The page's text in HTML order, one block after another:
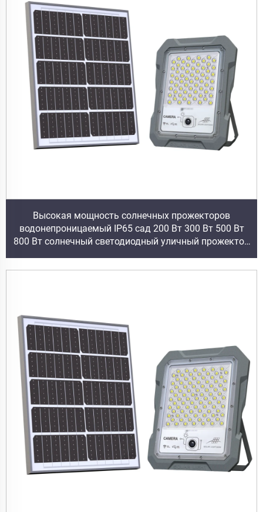
Высокая мощность солнечных прожекторов
водонепроницаемый IP65 сад 200 Вт 300 Вт 500 Вт
800 Вт солнечный светодиодный уличный прожектор